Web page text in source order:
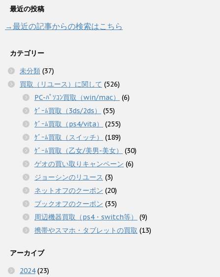
最近の投稿
→最近の記事からの検索はこちら
カテゴリー
未分類 (37)
買取（リユース）に関して (526)
PC-ﾊﾟｿｺﾝ買取（win/mac）
(6)
ｹﾞｰﾑ買取（3ds/2ds）
(55)
ｹﾞｰﾑ買取（ps4/vita）
(255)
ｹﾞｰﾑ買取（スイッチ）
(189)
ｹﾞｰﾑ買取（乙女/美男-美女）
(30)
ゲオの買い取りキャンペーン (6)
ジョーシンのリユース (3)
ネットオフのクーポン (20)
ブックオフのクーポン (35)
周辺機器買取（ps4・switch等）
(9)
携帯やスマホ・タブレットの買取 (13)
アーカイブ
2024(23)